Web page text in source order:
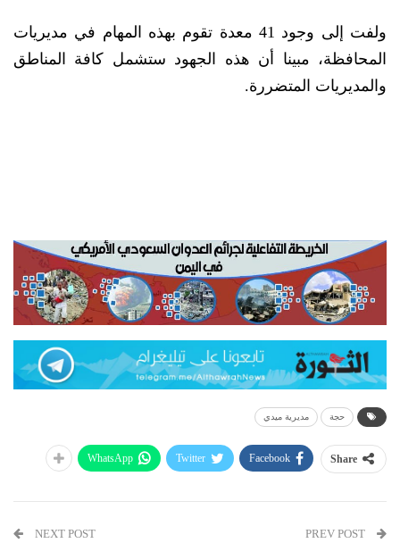
ولفت إلى وجود 41 معدة تقوم بهذه المهام في مديريات
المحافظة، مبينا أن هذه الجهود ستشمل كافة المناطق
والمديريات المتضررة.
حجة مديرية ميدي
Share
Facebook
Twitter
WhatsApp
NEXT POST